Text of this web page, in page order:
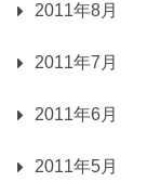
2011年8月
2011年7月
2011年6月
2011年5月